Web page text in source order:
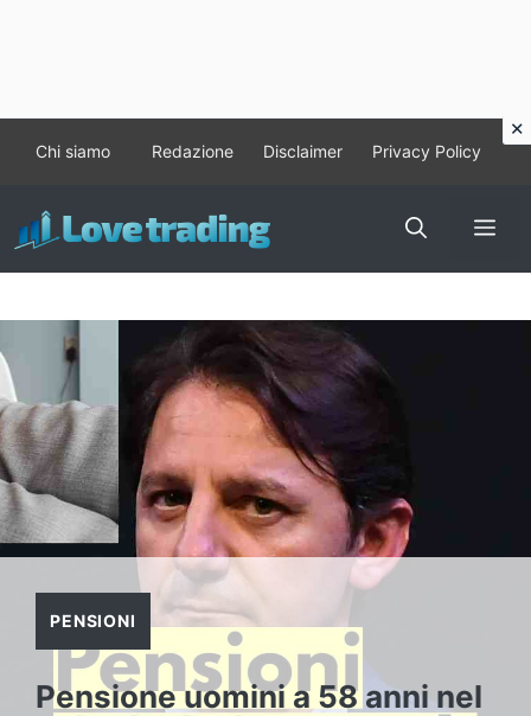
contenuto
Chi siamo Redazione Disclaimer Privacy Policy
PENSIONI
Pensione uomini a 58 anni nel